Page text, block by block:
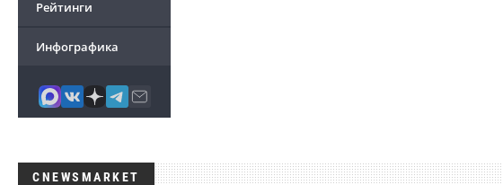
Рейтинги
Инфографика
CNEWSMARKET